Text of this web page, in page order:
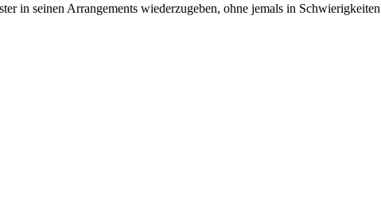
in seinen Arrangements wiederzugeben, ohne jemals in